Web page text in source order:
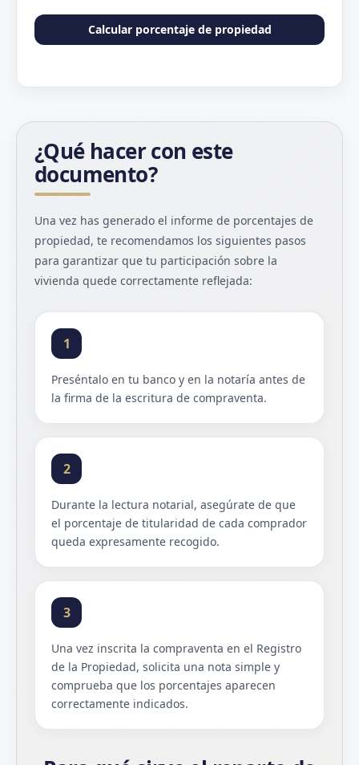
Calcular porcentaje de propiedad
¿Qué hacer con este
documento?
Una vez has generado el informe de porcentajes de
propiedad, te recomendamos los siguientes pasos
para garantizar que tu participación sobre la
vivienda quede correctamente reflejada:
1
Preséntalo en tu banco y en la notaría antes de
la firma de la escritura de compraventa.
2
Durante la lectura notarial, asegúrate de que
el porcentaje de titularidad de cada comprador
queda expresamente recogido.
3
Una vez inscrita la compraventa en el Registro
de la Propiedad, solicita una nota simple y
comprueba que los porcentajes aparecen
correctamente indicados.